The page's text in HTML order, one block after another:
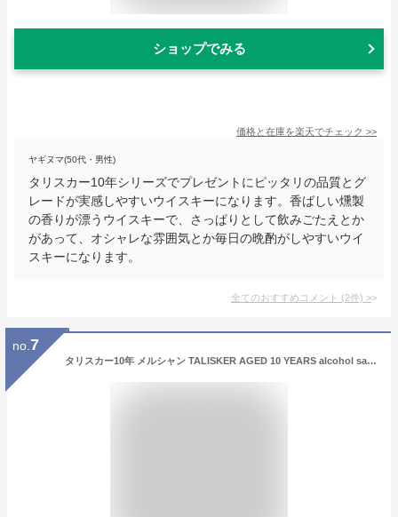
ショップでみる
価格と在庫を楽天でチェック >>
ヤギヌマ(50代・男性)
タリスカー10年シリーズでプレゼントにピッタリの品質とグ
レードが実感しやすいウイスキーになります。香ばしい燻製
の香りが漂うウイスキーで、さっぱりとして飲みごたえとか
があって、オシャレな雰囲気とか毎日の晩酌がしやすいウイ
スキーになります。
全てのおすすめコメント (2件) >
no. 7
タリスカー10年 メルシャン TALISKER AGED 10 YEARS alcohol sake scotch single malt シングルモルト スコッチウィスキー ウィスキー whiskey スモーキー スパイシー 深み 余韻 重厚 クラシックモルト 本格派 プレミアム 威厳 高級 贅沢 特別感 贈り物 ギフト プレゼント